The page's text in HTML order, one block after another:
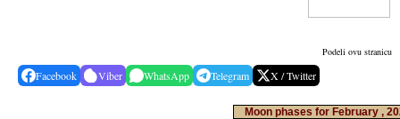
Podeli ovu stranicu
Facebook Viber WhatsApp Telegram X / Twitter
Moon phases for February ,